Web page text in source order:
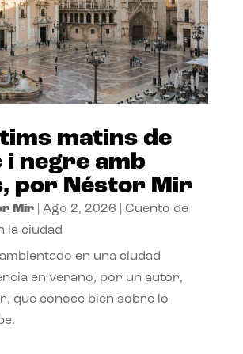
matins de
i negre amb
por Néstor Mir
Mir| Ago 2, 2026
Cuento de
la ciudad
en una ciudad
en verano, por un autor,
que conoce bien sobre lo